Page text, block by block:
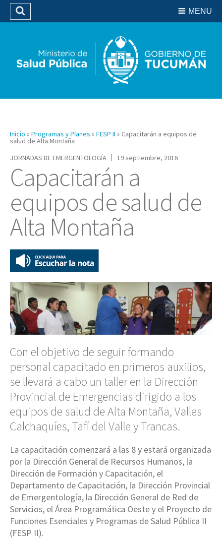
Biblioteca
MENU
Buscar
Inicio » Programas y Planes » FESP II » Capacitarán a equipos de
salud de Alta Montaña
JORNADAS DE EMERGENTOLOGÍA
19 septiembre, 2016
Capacitarán a
equipos de salud de
Alta Montaña
Con el objetivo de seguir formando
personal capacitado en primeros auxilios,
se llevará a cabo un taller en la Dirección
Provincial de Emergencias dirigido a los
equipos de salud de Alta Montaña, Valles
Calchaquíes, Tafí del Valle y Trancas.
La capacitación comenzará a las 8 y estará organizada
por la Dirección General de Recursos Humanos, la
Dirección de Formación y Capacitación, el
Departamento de Capacitación, la Dirección Provincial
de Emergentología, la Dirección General de Red de
Servicios, el Área Programática Oeste y el Proyecto de
Funciones Esenciales y Programas de Salud Pública II
(FESP II).